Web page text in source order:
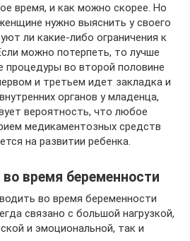
время, и как можно скорее. Но
нужно выяснить у своего
ли какие-либо ограничения к
можно потерпеть, то лучше
процедуры во второй половине
и третьем идет закладка и
органов у младенца,
вероятность, что любое
медикаментозных средств
на развитии ребенка.
время беременности
во время беременности
связано с большой нагрузкой,
и эмоциональной, так и